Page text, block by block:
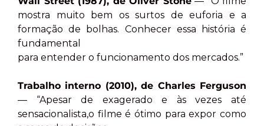
mostra muito bem os surtos de euforia e a
formação de bolhas. Conhecer essa história é
fundamental
para entender o funcionamento dos mercados.”
Trabalho interno (2010), de Charles Ferguson
— “Apesar de exagerado e às vezes até
sensacionalista,o filme é ótimo para expor como